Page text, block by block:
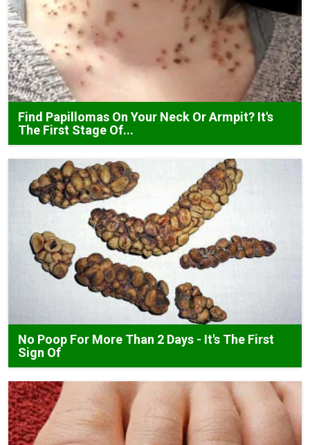
Find Papillomas On Your Neck Or Armpit? It's
The First Stage Of...
No Poop For More Than 2 Days - It's The First
Sign Of